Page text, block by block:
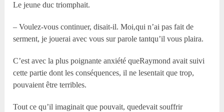
Le jeune duc triomphait.
– Voulez-vous continuer, disait-il. Moi,qui n’ai pas fait de
serment, je jouerai avec vous sur parole tantqu’il vous plaira.
C’est avec la plus poignante anxiété queRaymond avait suivi
cette partie dont les conséquences, il ne lesentait que trop,
pouvaient être terribles.
Tout ce qu’il imaginait que pouvait, quedevait souffrir